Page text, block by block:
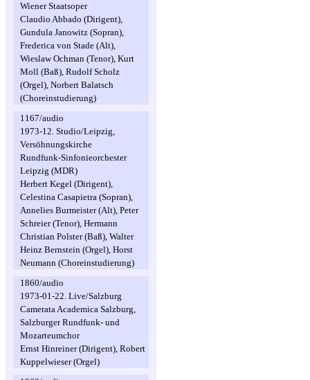
Wiener Staatsoper
Claudio Abbado (Dirigent),
Gundula Janowitz (Sopran),
Frederica von Stade (Alt),
Wieslaw Ochman (Tenor), Kurt
Moll (Baß), Rudolf Scholz
(Orgel), Norbert Balatsch
(Choreinstudierung)
1167/audio
1973-12. Studio/Leipzig,
Versöhnungskirche
Rundfunk-Sinfonieorchester
Leipzig (MDR)
Herbert Kegel (Dirigent),
Celestina Casapietra (Sopran),
Annelies Burmeister (Alt), Peter
Schreier (Tenor), Hermann
Christian Polster (Baß), Walter
Heinz Bernstein (Orgel), Horst
Neumann (Choreinstudierung)
1860/audio
1973-01-22. Live/Salzburg
Camerata Academica Salzburg,
Salzburger Rundfunk- und
Mozarteumchor
Ernst Hinreiner (Dirigent), Robert
Kuppelwieser (Orgel)